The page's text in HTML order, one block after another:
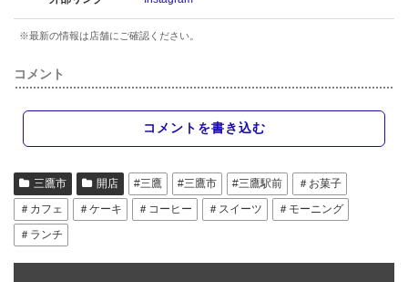
※最新の情報は店舗にご確認ください。
コメント
コメントを書き込む
三鷹市 開店 #三鷹 #三鷹市 #三鷹駅前
＃お菓子
＃カフェ
＃ケーキ ＃コーヒー ＃スイーツ
＃モーニング
＃ランチ